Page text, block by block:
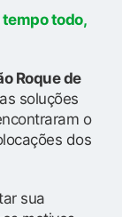
todo,
Roque de
soluções
o
dos
sua